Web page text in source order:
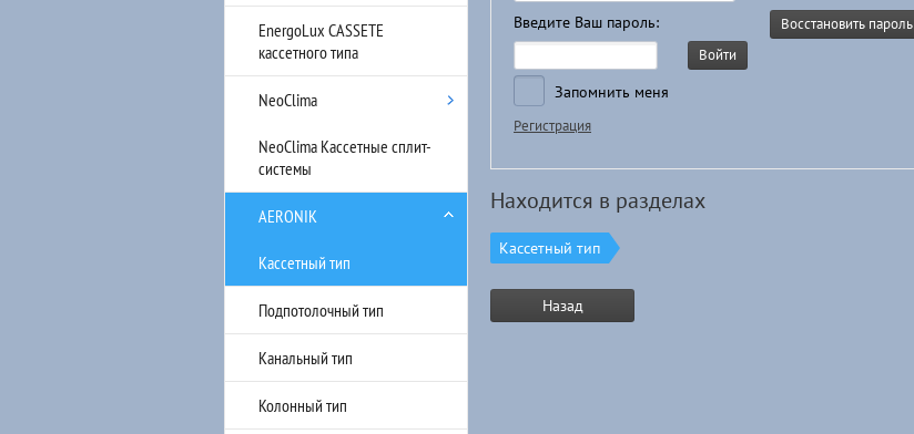
EnergoLux CASSETE
кассетного типа
NeoClima
NeoClima Кассетные сплит-
системы
AERONIK
Кассетный тип
Подпотолочный тип
Канальный тип
Колонный тип
Введите Ваш пароль:
Войти
Запомнить меня
Регистрация
Восстановить пароль
Находится в разделах
Кассетный тип
Назад